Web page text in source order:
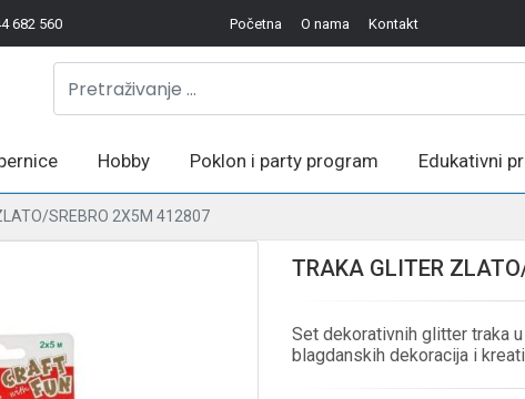
682 560 Početna O nama Kontakt
Hobby Poklon i party program Edukativni
SREBRO 2X5M 412807
TRAKA GLITER
Set dekorativnih glitter traka
blagdanskih dekoracija i